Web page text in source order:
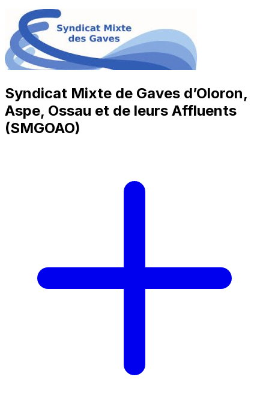
Syndicat Mixte de Gaves d’Oloron,
Aspe, Ossau et de leurs Affluents
(SMGOAO)